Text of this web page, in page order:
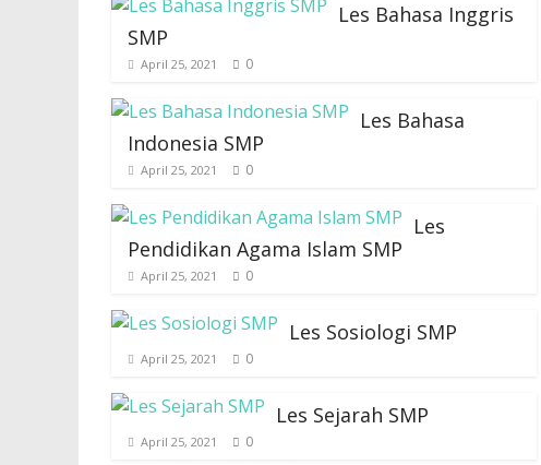
Les Bahasa Inggris
SMP
April 25, 2021 0
Les Bahasa
Indonesia SMP
April 25, 2021 0
Les
Pendidikan Agama Islam SMP
April 25, 2021 0
Les Sosiologi SMP
April 25, 2021 0
Les Sejarah SMP
April 25, 2021 0